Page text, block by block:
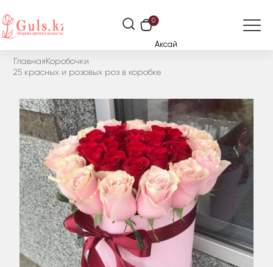
0
Аксай
Главная Коробочки
25 красных и розовых роз в коробке